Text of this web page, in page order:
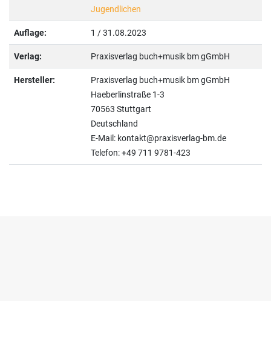
Jugendlichen
Auflage: 1 / 31.08.2023
Verlag: Praxisverlag buch+musik bm gGmbH
Hersteller:
Praxisverlag buch+musik bm gGmbH
Haeberlinstraße 1-3
70563 Stuttgart
Deutschland
E-Mail: kontakt@praxisverlag-bm.de
Telefon: +49 711 9781-423